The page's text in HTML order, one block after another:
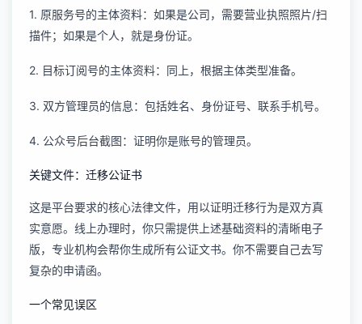
1. 原服务号的主体资料：如果是公司，需要营业执照照片/扫
描件；如果是个人，就是身份证。
2. 目标订阅号的主体资料：同上，根据主体类型准备。
3. 双方管理员的信息：包括姓名、身份证号、联系手机号。
4. 公众号后台截图：证明你是账号的管理员。
关键文件：迁移公证书
这是平台要求的核心法律文件，用以证明迁移行为是双方真
实意愿。线上办理时，你只需提供上述基础资料的清晰电子
版，专业机构会帮你生成所有公证文书。你不需要自己去写
复杂的申请函。
一个常见误区